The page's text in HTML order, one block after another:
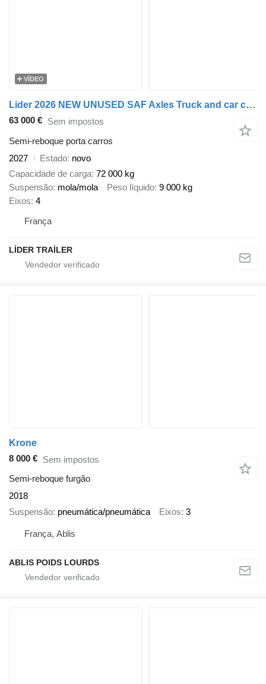
VÍDEO
Lider 2026 NEW UNUSED SAF Axles Truck and car carrier
63 000 € Sem impostos
Semi-reboque porta carros
2027
Estado novo
Capacidade de carga 72 000 kg
Suspensão mola/mola Peso líquido 9 000 kg
Eixos 4
França
LİDER TRAİLER
Krone
8 000 € Sem impostos
Semi-reboque furgão
2018
Suspensão pneumática/pneumática Eixos 3
França, Ablis
ABLIS POIDS LOURDS